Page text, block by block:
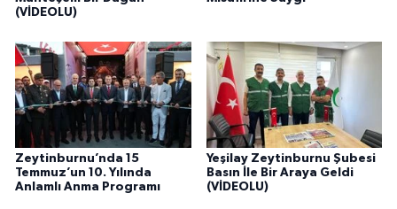
(VİDEOLU)
Zeytinburnu’nda 15
Temmuz’un 10. Yılında
Anlamlı Anma Programı
Yeşilay Zeytinburnu Şubesi
Basın İle Bir Araya Geldi
(VİDEOLU)